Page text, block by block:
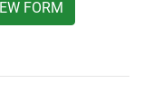
FORM